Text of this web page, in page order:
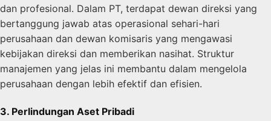
dan profesional. Dalam PT, terdapat dewan direksi yang
bertanggung jawab atas operasional sehari-hari
perusahaan dan dewan komisaris yang mengawasi
kebijakan direksi dan memberikan nasihat. Struktur
manajemen yang jelas ini membantu dalam mengelola
perusahaan dengan lebih efektif dan efisien.
3. Perlindungan Aset Pribadi